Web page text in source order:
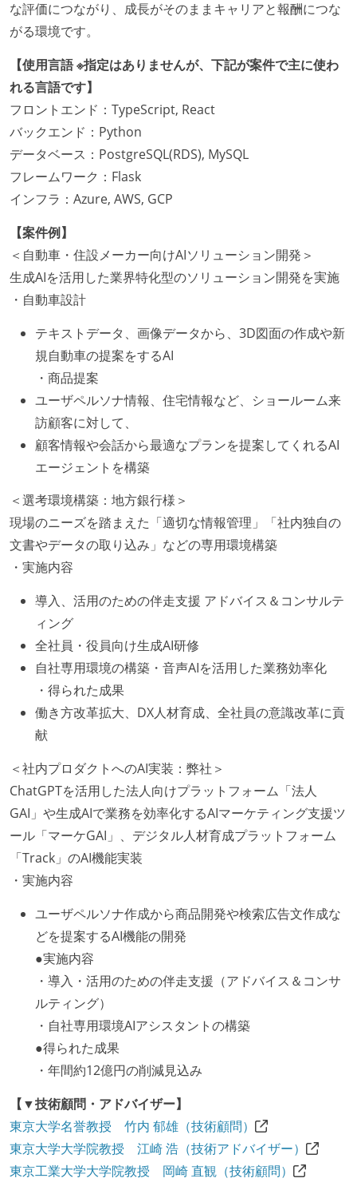
な評価につながり、成長がそのままキャリアと報酬につな
がる環境です。
【使用言語 ※指定はありませんが、下記が案件で主に使わ
れる言語です】
フロントエンド：TypeScript, React
バックエンド：Python
データベース：PostgreSQL(RDS), MySQL
フレームワーク：Flask
インフラ：Azure, AWS, GCP
【案件例】
＜自動車・住設メーカー向けAIソリューション開発＞
生成AIを活用した業界特化型のソリューション開発を実施
・自動車設計
テキストデータ、画像データから、3D図面の作成や新
規自動車の提案をするAI
・商品提案
ユーザペルソナ情報、住宅情報など、ショールーム来
訪顧客に対して、
顧客情報や会話から最適なプランを提案してくれるAI
エージェントを構築
＜選考環境構築：地方銀行様＞
現場のニーズを踏まえた「適切な情報管理」「社内独自の
文書やデータの取り込み」などの専用環境構築
・実施内容
導入、活用のための伴走支援 アドバイス＆コンサルテ
ィング
全社員・役員向け生成AI研修
自社専用環境の構築・音声AIを活用した業務効率化
・得られた成果
働き方改革拡大、DX人材育成、全社員の意識改革に貢
献
＜社内プロダクトへのAI実装：弊社＞
ChatGPTを活用した法人向けプラットフォーム「法人
GAI」や生成AIで業務を効率化するAIマーケティング支援ツ
ール「マーケGAI」、デジタル人材育成プラットフォーム
「Track」のAI機能実装
・実施内容
ユーザペルソナ作成から商品開発や検索広告文作成な
どを提案するAI機能の開発
●実施内容
・導入・活用のための伴走支援（アドバイス＆コンサ
ルティング）
・自社専用環境AIアシスタントの構築
●得られた成果
・年間約12億円の削減見込み
【▼技術顧問・アドバイザー】
東京大学名誉教授 竹内 郁雄（技術顧問）
東京大学大学院教授 江崎 浩（技術アドバイザー）
東京工業大学大学院教授 岡崎 直観（技術顧問）